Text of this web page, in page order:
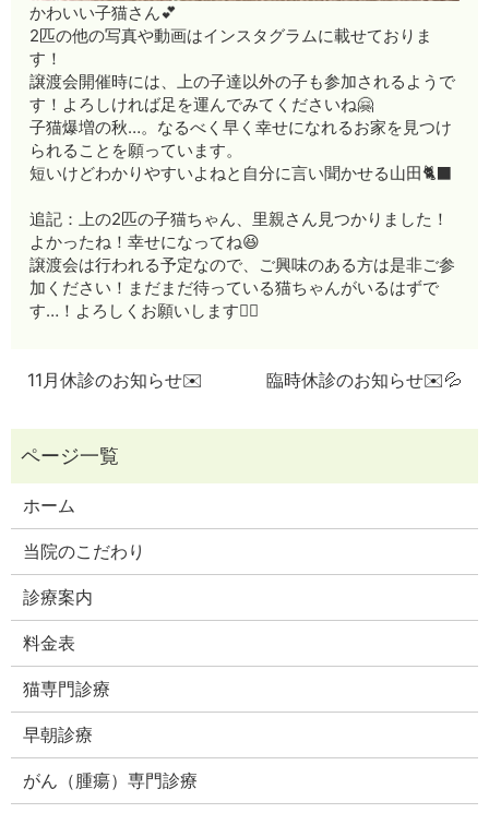
かわいい子猫さん💕
2匹の他の写真や動画はインスタグラムに載せておりま
す！
譲渡会開催時には、上の子達以外の子も参加されるようで
す！よろしければ足を運んでみてくださいね🤗
子猫爆増の秋…。なるべく早く幸せになれるお家を見つけ
られることを願っています。
短いけどわかりやすいよねと自分に言い聞かせる山田🐈‍⬛
追記：上の2匹の子猫ちゃん、里親さん見つかりました！
よかったね！幸せになってね😆
譲渡会は行われる予定なので、ご興味のある方は是非ご参
加ください！まだまだ待っている猫ちゃんがいるはずで
す…！よろしくお願いします🙇‍♀️
11月休診のお知らせ✉️ 臨時休診のお知らせ✉️💦
ホーム
当院のこだわり
診療案内
料金表
猫専門診療
早朝診療
がん（腫瘍）専門診療